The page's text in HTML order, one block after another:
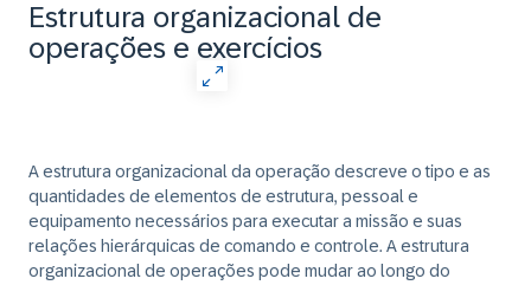
Estrutura organizacional de
operações e exercícios
A estrutura organizacional da operação descreve o tipo e as
quantidades de elementos de estrutura, pessoal e
equipamento necessários para executar a missão e suas
relações hierárquicas de comando e controle. A estrutura
organizacional de operações pode mudar ao longo do